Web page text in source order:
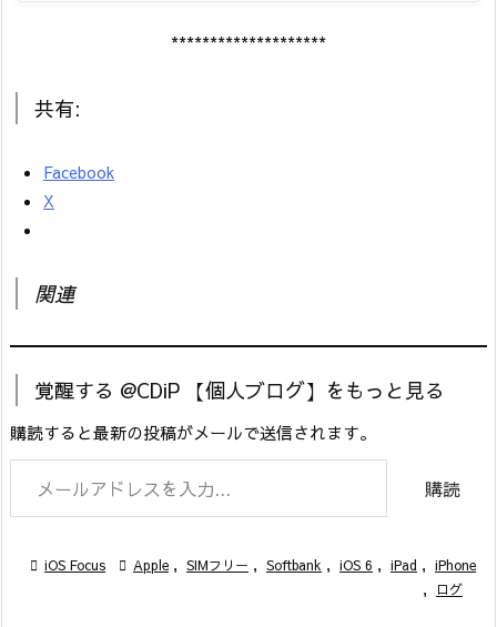
********************
共有:
Facebook
X
関連
覚醒する @CDiP 【個人ブログ】をもっと見る
購読すると最新の投稿がメールで送信されます。
メールアドレスを入力...
購読
 iOS Focus  Apple , SIMフリー , Softbank , iOS 6 , iPad , iPhone
,
ログ